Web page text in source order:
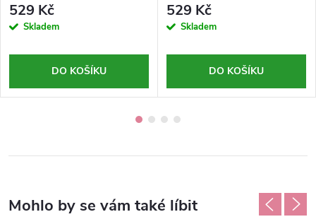
529 Kč
Skladem
DO KOŠÍKU
Color - Revlon Professional
-100ml
Red 500) ✨
529 Kč
Skladem
DO KOŠÍKU